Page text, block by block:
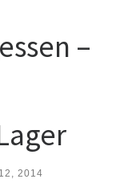
–
2014